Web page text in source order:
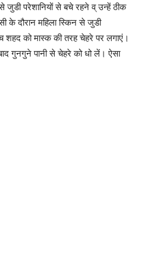
परेशानियों से बचे रहने व् उन्हें ठीक
दौरान महिला स्किन से जुडी
शहद को मास्क की तरह चेहरे पर लगाएं।
गुनगुने पानी से चेहरे को धो लें। ऐसा